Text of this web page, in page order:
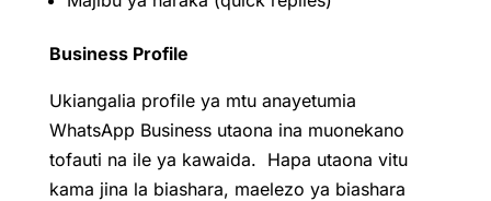
Business Profile
Ukiangalia profile ya mtu anayetumia
WhatsApp Business utaona ina muonekano
tofauti na ile ya kawaida. Hapa utaona vitu
kama jina la biashara, maelezo ya biashara